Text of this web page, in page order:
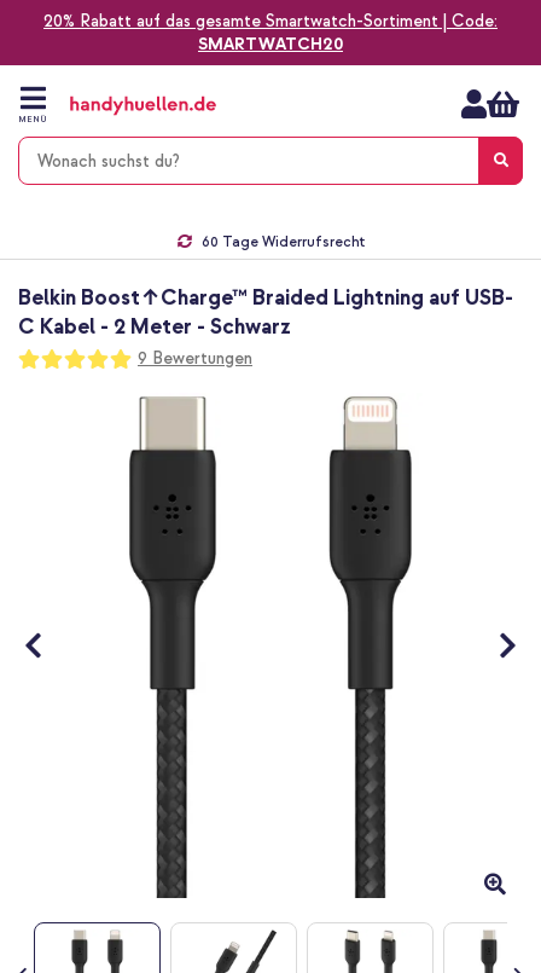
20% Rabatt auf das gesamte Smartwatch-Sortiment | Code:
SMARTWATCH20
Zum
Inhalt
springen
MENÜ
60 Tage Widerrufsrecht
Belkin Boost↑Charge™ Braided Lightning auf USB-
C Kabel - 2 Meter - Schwarz
Bewertung:
100
100
9 Bewertungen